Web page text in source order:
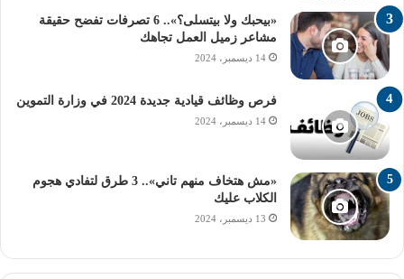
«بيحبك ولا بيتسلى؟».. 6 تصرفات تفضح حقيقة
مشاعر زميل العمل تجاهك
14 ديسمبر، 2024
فرص وظائف قيادية جديدة 2024 في وزارة التموين
14 ديسمبر، 2024
«مش هتخاف منهم تاني».. 3 طرق لتفادي هجوم
الكلاب عليك
13 ديسمبر، 2024